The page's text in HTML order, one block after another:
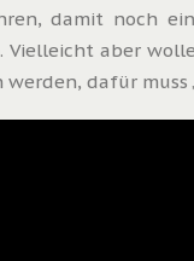
damit noch
aber
dafür